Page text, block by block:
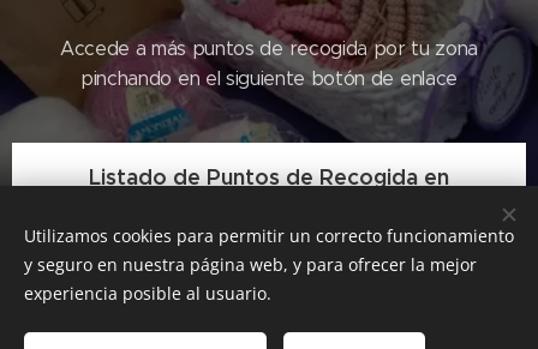
Accede a más puntos de recogida por tu zona
pinchando en el siguiente botón de enlace
Listado de Puntos de Recogida en
2017 ©Noupops "Hilo para la vida"
Utilizamos cookies para permitir un correcto funcionamiento
y seguro en nuestra página web, y para ofrecer la mejor
experiencia posible al usuario.